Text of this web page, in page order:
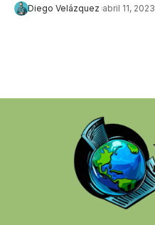
Diego Velázquez abril 11, 2023